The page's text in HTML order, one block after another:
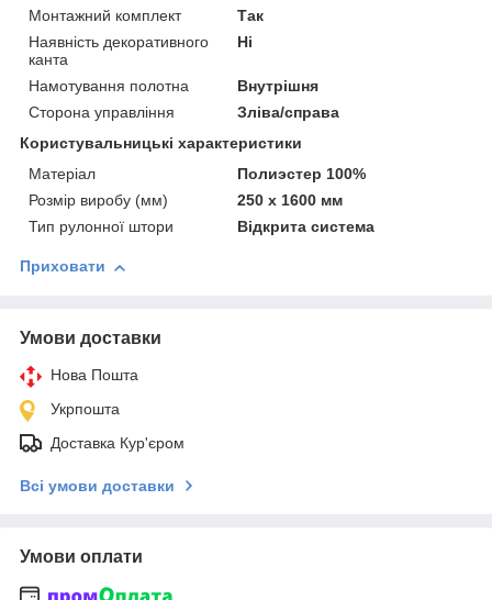
Монтажний комплект
Так
Наявність декоративного
канта
Ні
Намотування полотна
Внутрішня
Сторона управління
Зліва/справа
Користувальницькі характеристики
Матеріал
Полиэстер 100%
Розмір виробу (мм)
250 х 1600 мм
Тип рулонної штори
Відкрита система
Приховати
Умови доставки
Нова Пошта
Укрпошта
Доставка Кур'єром
Всі умови доставки
Умови оплати